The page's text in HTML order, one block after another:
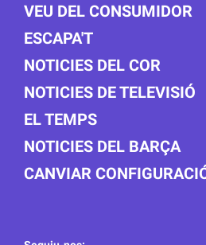
VEU DEL CONSUMIDOR
ESCAPA'T
NOTICIES DEL COR
NOTICIES DE TELEVISIÓ
EL TEMPS
NOTICIES DEL BARÇA
CANVIAR